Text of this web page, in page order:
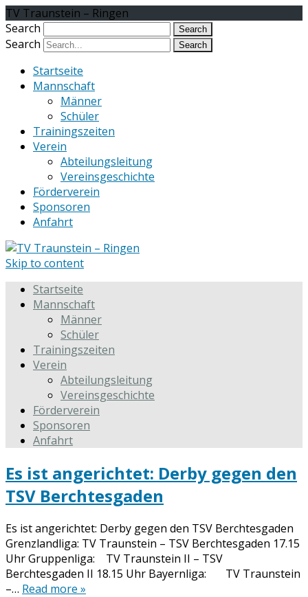
TV Traunstein – Ringen
Search
Search
Startseite
Mannschaft
Männer
Schüler
Trainingszeiten
Verein
Abteilungsleitung
Vereinsgeschichte
Förderverein
Sponsoren
Anfahrt
Skip to content
Startseite
Mannschaft
Männer
Schüler
Trainingszeiten
Verein
Abteilungsleitung
Vereinsgeschichte
Förderverein
Sponsoren
Anfahrt
Es ist angerichtet: Derby gegen den
TSV Berchtesgaden
Es ist angerichtet: Derby gegen den TSV Berchtesgaden
Grenzlandliga: TV Traunstein – TSV Berchtesgaden 17.15
Uhr Gruppenliga: TV Traunstein II – TSV
Berchtesgaden II 18.15 Uhr Bayernliga: TV Traunstein
–… Read more »